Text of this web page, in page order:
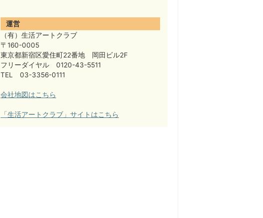
運営
（有）生活アートクラブ
〒160-0005
東京都新宿区愛住町22番地 岡田ビル2F
フリーダイヤル 0120-43-5511
TEL 03-3356-0111
会社地図はこちら
「生活アートクラブ」サイトはこちら